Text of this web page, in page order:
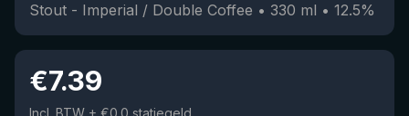
Stout - Imperial / Double Coffee • 330 ml • 12.5%
€7.39
Incl. BTW + €0.0 statiegeld